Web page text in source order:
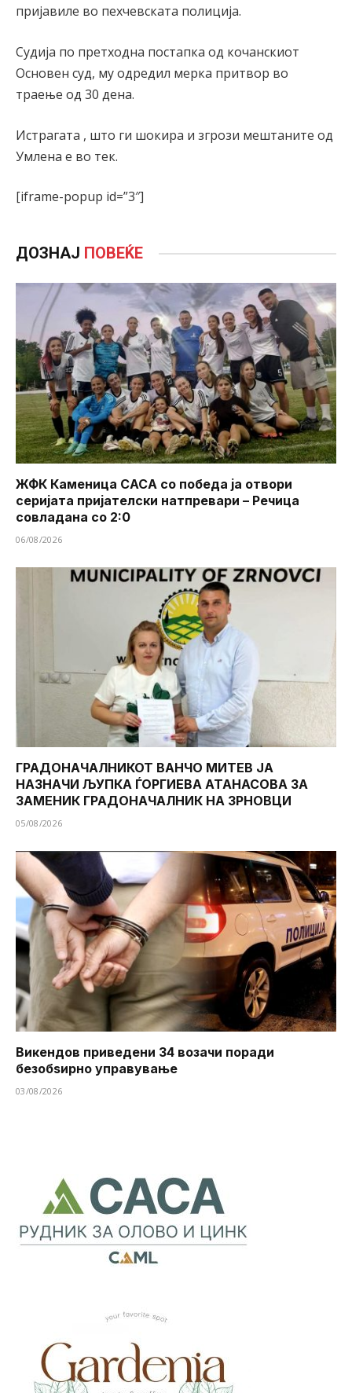
пријавиле во пехчевската полиција.
Судија по претходна постапка од кочанскиот
Основен суд, му одредил мерка притвор во
траење од 30 дена.
Истрагата , што ги шокира и згрози мештаните од
Умлена е во тек.
[iframe-popup id=”3″]
ДОЗНАЈ ПОВЕЌЕ
ЖФК Каменица САСА со победа ја отвори
серијата пријателски натпревари – Речица
совладана со 2:0
06/08/2026
ГРАДОНАЧАЛНИКОТ ВАНЧО МИТЕВ ЈА
НАЗНАЧИ ЉУПКА ЃОРГИЕВА АТАНАСОВА ЗА
ЗАМЕНИК ГРАДОНАЧАЛНИК НА ЗРНОВЦИ
05/08/2026
Викендов приведени 34 возачи поради
безобѕирно управување
03/08/2026